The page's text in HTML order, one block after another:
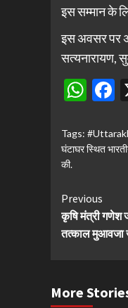
इस सम्मान के
इस अवसर पर
सत्यनारायण,
Tags:
घंटाघर स्थित
की.
Previous
कृषि मंत्री गणेश
तत्काल मुआवजा
More